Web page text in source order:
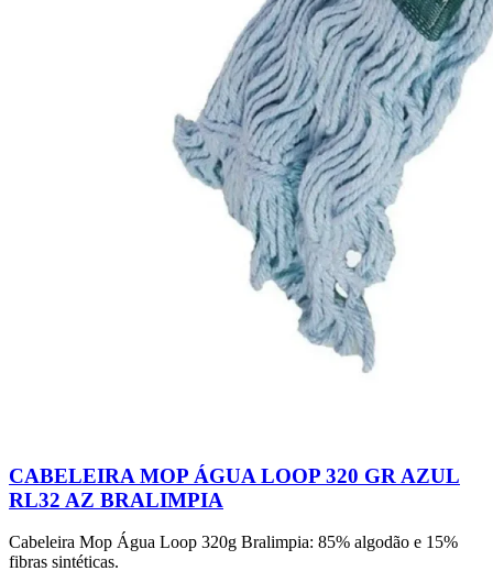
CABELEIRA MOP ÁGUA LOOP 320 GR AZUL
RL32 AZ BRALIMPIA
Cabeleira Mop Água Loop 320g Bralimpia: 85% algodão e 15%
fibras sintéticas.